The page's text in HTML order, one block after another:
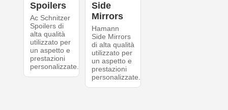
Spoilers
Ac Schnitzer
Spoilers di
alta qualità
utilizzato per
un aspetto e
prestazioni
personalizzate.
Side
Mirrors
Hamann
Side Mirrors
di alta qualità
utilizzato per
un aspetto e
prestazioni
personalizzate.